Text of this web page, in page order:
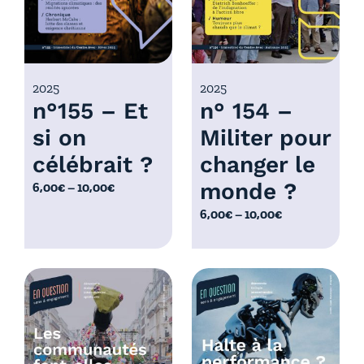
0
0
à
1
0
,
0
0
:
6
,
0
0
à
1
,
0
n°155 – Et
si on
célébrait ?
2025
6,00€–10,00€
P
g
e
d
e
p
r
n° 154 –
Militer pour
changer le
monde ?
2025
6,00€–10,00€
P
a
g
e
d
p